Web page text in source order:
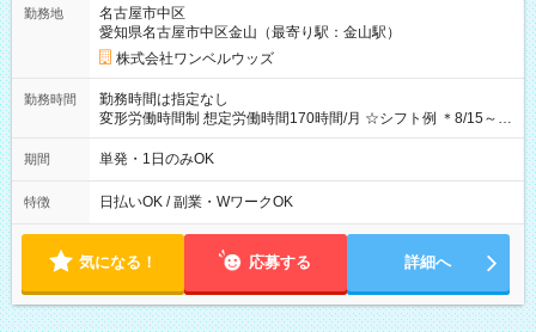
期間なし
勤務地
名古屋市中区
愛知県名古屋市中区金山（最寄り駅：金山駅）
株式会社ワンベルウッズ
勤務時間
勤務時間は指定なし
変形労働時間制 想定労働時間170時間/月 ☆シフト例 ＊8/15～
10/26 全日共通 08：00～12：00 17：00～21：00 ＊8/31
～9/19のみ下記シフトもあります！ 12：00～16：00 ＊9/6～
00
期間 単発・1日のみOK
特徴 日払いOK / 副業・WワークOK
気になる！ 応募する 詳細へ